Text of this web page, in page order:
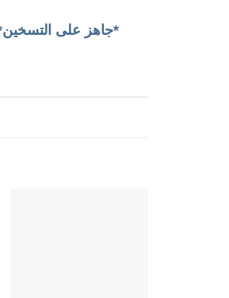
*جاهز على التسخين*